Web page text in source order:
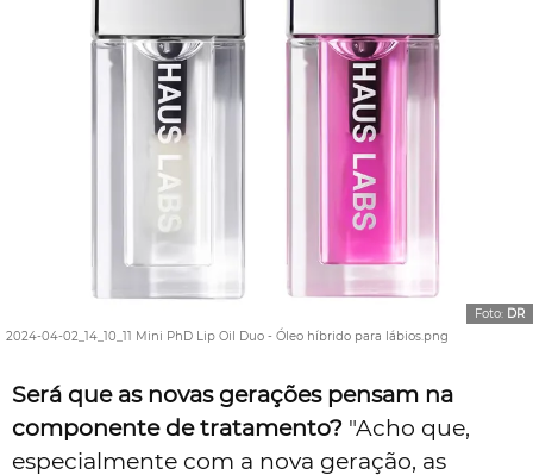
2024-04-02_14_10_11 Mini PhD Lip Oil Duo - Óleo híbrido para lábios.png
Foto: DR
Será que as novas gerações pensam na
componente de tratamento? "Acho que,
especialmente com a nova geração, as